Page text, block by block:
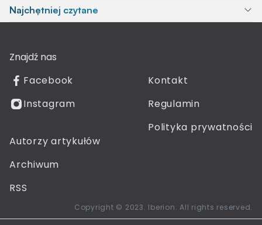
Najchętniej czytane
Znajdź nas
Facebook
Instagram
Kontakt
Regulamin
Polityka prywatności
Autorzy artykułów
Archiwum
RSS
Copyright © 2023. Iberion. All rights reserved.